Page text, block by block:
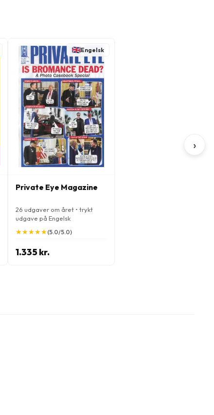
Engelsk
Private Eye Magazine
26 udgaver om året • trykt
udgave på Engelsk
★
★★
★★
★★
★★
★(5.0/5.0)
1.335 kr.
›